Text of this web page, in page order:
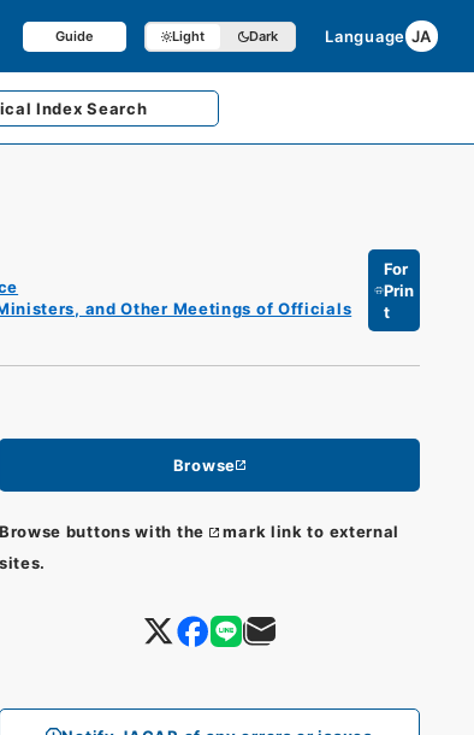
Guide Light Dark Language JA
Index Search
and Other Meetings of Officials
For
Prin
t
Browse
Browse buttons with the
mark link to external